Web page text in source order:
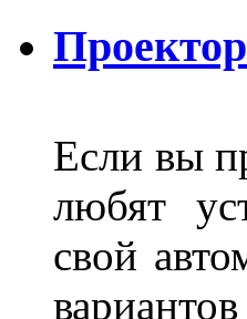
Если вы
любят
свой